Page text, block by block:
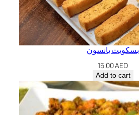
بسكويت يانسون
15.00AED
Add to cart